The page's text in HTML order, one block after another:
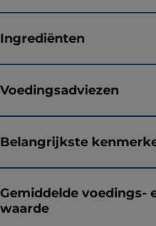
Ingrediënten
Voedingsadviezen
Belangrijkste
Gemiddelde voedings-
waarde